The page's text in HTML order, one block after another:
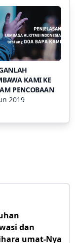
KAMI KE
PENCOBAAN
2019
dan
umat-Nya